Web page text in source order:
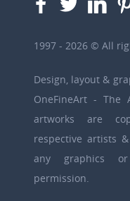
1997 - 2026 © All
Design, layout &
OneFineArt - The
artworks are
respective artists
any graphics
permission.